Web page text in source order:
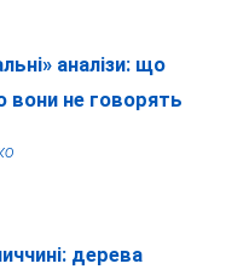
аналізи: що
вони не говорять
дерева